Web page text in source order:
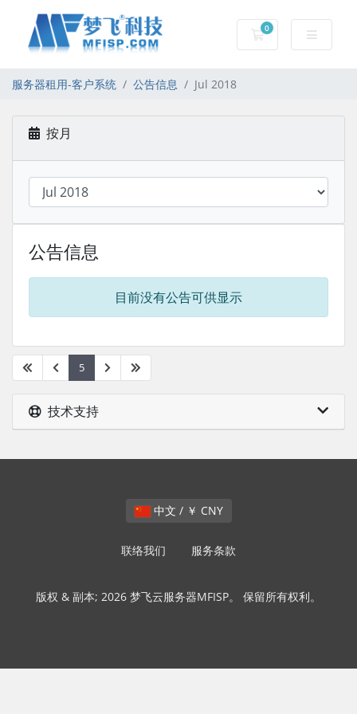
0
服务器租用-购物车
服务器租用-客户系统 公告信息 Jul 2018
按月
公告信息
目前没有公告可供显示
5
技术支持
中文 / ￥ CNY
联络我们 服务条款
版权 & 副本; 2026 梦飞云服务器MFISP。 保留所有权利。